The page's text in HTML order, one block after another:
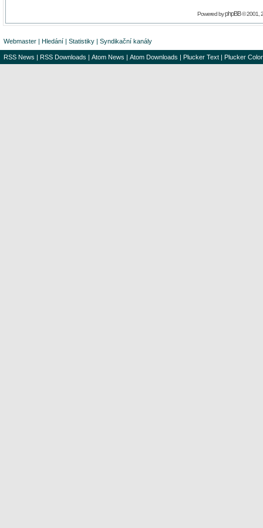
Powered byphpBB© 2001,
Webmaster | Hledání | Statistiky | Syndikační kanály
RSS News | RSS Downloads | Atom News | Atom Downloads | Plucker Text | Plucker Color